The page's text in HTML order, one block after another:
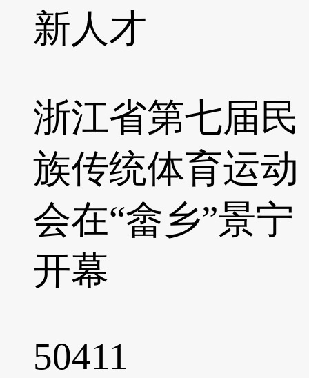
新人才
浙江省第七届民
族传统体育运动
会在“畲乡”景宁
开幕
50411